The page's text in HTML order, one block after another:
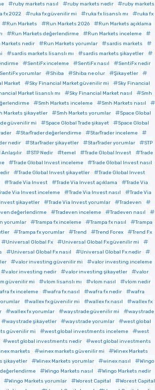
ruby markets nasıl ruby markets nedir
ruby markets
fx 2022 ruka fx güvenilir mi ruka fx lisanslı mı
ruka fx
Run Markets Run Markets 2026
Run Markets açıklama
Run Markets değerlendirme
Run Markets inceleme
Markets nedir Run Markets yorumlar
sardis markets
sardis markets lisanslı mı
sardis markets şikayetler
SentiFx inceleme SentiFx nasıl
SentiFx nedir
yorumlar Shiba Shiba ne olur
Şikayetler
Market Sky Financial Market güvenilir mi
Sky Financial
Market lisanslı mı Sky Financial Market nasıl
Smh
Smh Markets inceleme
Smh Markets nasıl
Markets şikayetler Smh Markets yorumlar
Space Global
güvenilir mi Space Global Trade şikayet
Space Global
StarTrader değerlendirme
StarTrader inceleme
nedir StarTrader şikayetler StarTrader yorumlar
STP
Anlaşılır
STP Nedir temel Trade Global Invest
Trade
Trade Global Invest inceleme
Trade Global Invest nasıl
Trade Global Invest şikayetler
Trade Global Invest
Trade Via Invest Trade Via Invest açıklama
Trade Via
Via Invest inceleme Trade Via Invest nasıl
Trade Via
şikayetler Trade Via Invest yorumlar
Tradeven
değerlendirme Tradeven inceleme
Tradeven nasıl
yorumlar Trampa fx inceleme Trampa fx nasıl
Trampa
Trampa fx yorumlar Trend Trend Forex
Trend Fx
Universal Global Fx
Universal Global Fx güvenilir mi
Universal Global Fx nasıl
Universal Global Fx nedir
valor investing güvenilir mi
valor investing inceleme
valor investing nedir valor investing şikayetler
valor
güvenilir mi vlom lisanslı mı vlom nasıl
vlom nedir
fx inceleme wafra fx nasıl wafra fx nedir
wafra
wallex fx güvenilir mi wallex fx nasıl
wallex fx
wallex fx yorumlar waystrade güvenilir mi
waystrade
waystrade şikayetler waystrade yorumlar
west global
güvenilir mi
west global investments inceleme
west
west global investments nedir
west global investments
markets winex markets güvenilir mi
Winex Markets
şikayetler Winex Markets yorumlar winex nasıl
Wingo
Wingo Markets nasıl
Wingo Markets nedir
Wingo Markets yorumlar Worest Capital
Worest Capital